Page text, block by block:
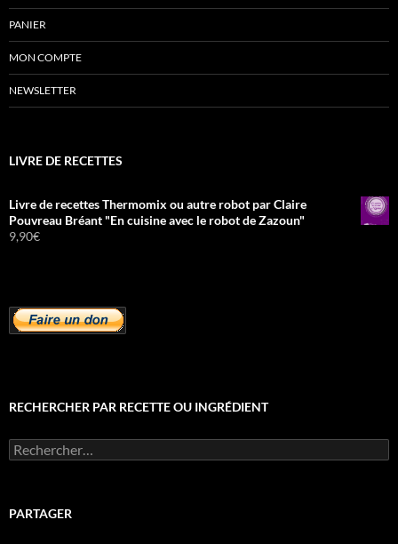
PANIER
MON COMPTE
NEWSLETTER
LIVRE DE RECETTES
Livre de recettes Thermomix ou autre robot par Claire
Pouvreau Bréant "En cuisine avec le robot de Zazoun"
9,90€
RECHERCHER PAR RECETTE OU INGRÉDIENT
Rechercher :
PARTAGER